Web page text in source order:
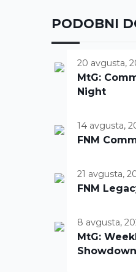
PODOBNI
20 avgusta,
MtG:
Night
14 avgusta,
FNM
21 avgusta,
FNM
8 avgusta,
MtG:
Showdown